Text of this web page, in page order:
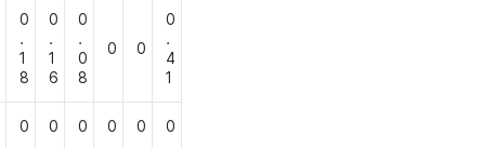
0
.
1
8
0
.
1
6
0
.
0
8
0 0
0
.
4
1
0 0 0 0 0 0